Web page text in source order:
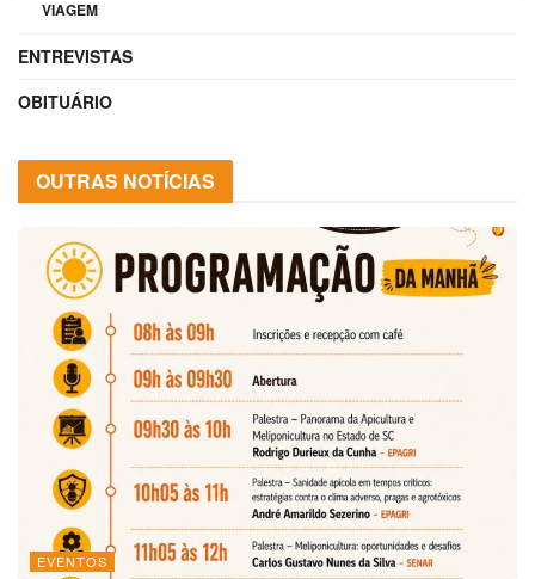
VIAGEM
ENTREVISTAS
OBITUÁRIO
OUTRAS NOTÍCIAS
EVENTOS